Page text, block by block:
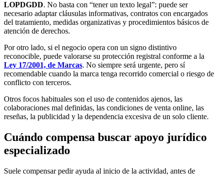
LOPDGDD. No basta con “tener un texto legal”: puede ser
necesario adaptar cláusulas informativas, contratos con encargados
del tratamiento, medidas organizativas y procedimientos básicos de
atención de derechos.
Por otro lado, si el negocio opera con un signo distintivo
reconocible, puede valorarse su protección registral conforme a la
Ley 17/2001, de Marcas. No siempre será urgente, pero sí
recomendable cuando la marca tenga recorrido comercial o riesgo de
conflicto con terceros.
Otros focos habituales son el uso de contenidos ajenos, las
colaboraciones mal definidas, las condiciones de venta online, las
reseñas, la publicidad y la dependencia excesiva de un solo cliente.
Cuándo compensa buscar apoyo jurídico
especializado
Suele compensar pedir ayuda al inicio de la actividad, antes de